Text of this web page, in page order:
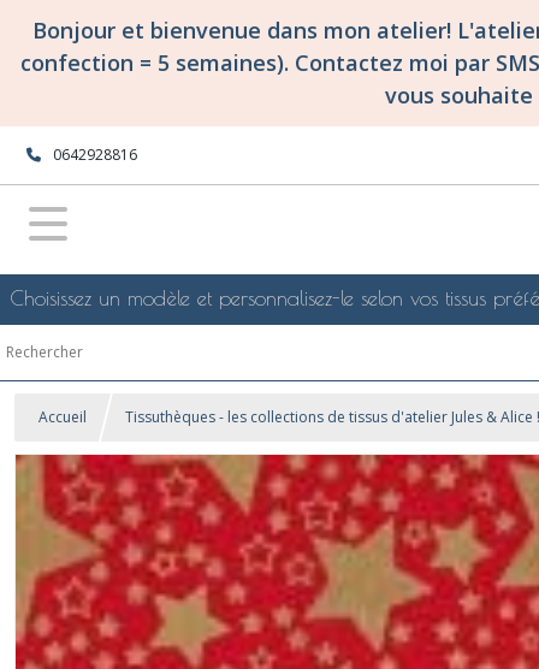
Bonjour et bienvenue dans mon atelier!
confection = 5 semaines). Contactez moi par
vous
0642928816
Choisissez un modèle et personnalisez-le selon vos tissus
Accueil Tissuthèques - les collections de tissus d'atelier Jules & Alice !